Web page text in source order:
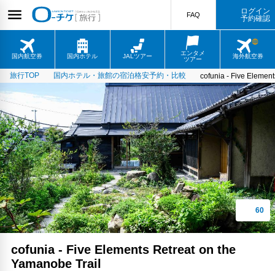
国内航空券 国内ホテル JALツアー
エンタメ
ツアー
海外航空券
FAQ
ログイン
予約確認
旅行TOP 国内ホテル・旅館の宿泊格安予約・比較 cofunia - Five
cofunia - Five Elements Retreat on the
Yamanobe Trail